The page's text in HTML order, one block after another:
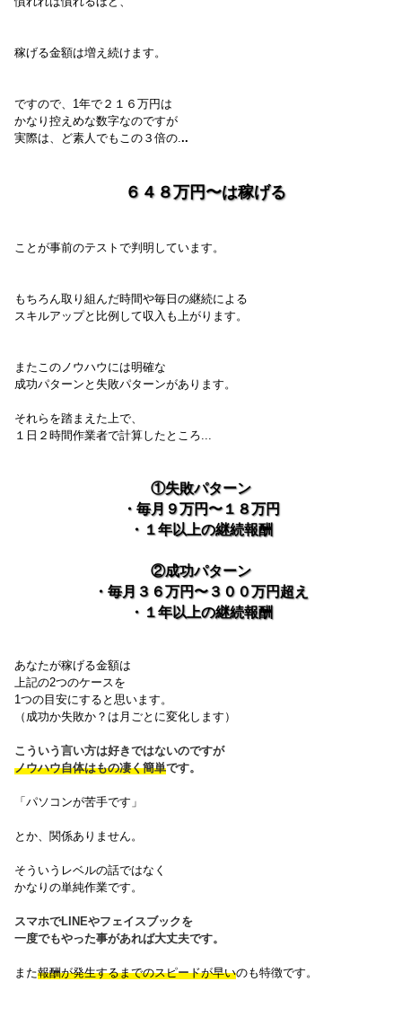
稼げる金額は増え続けます。
ですので、1年で２１６万円は
かなり控えめな数字なのですが
実際は、ど素人でもこの３倍の...
６４８万円〜は稼げる
ことが事前のテストで判明しています。
もちろん取り組んだ時間や毎日の継続による
スキルアップと比例して収入も上がります。
またこのノウハウには明確な
成功パターンと失敗パターンがあります。
それらを踏まえた上で、
１日２時間作業者で計算したところ...
①失敗パターン
・毎月９万円〜１８万円
・１年以上の継続報酬
②成功パターン
・毎月３６万円〜３００万円超え
・１年以上の継続報酬
あなたが稼げる金額は
上記の2つのケースを
1つの目安にすると思います。
（成功か失敗か？は月ごとに変化します）
こういう言い方は好きではないのですが
ノウハウ自体はもの凄く簡単です。
「パソコンが苦手です」
とか、関係ありません。
そういうレベルの話ではなく
かなりの単純作業です。
スマホでLINEやフェイスブックを
一度でもやった事があれば大丈夫です。
また報酬が発生するまでのスピードが早いのも特徴です。